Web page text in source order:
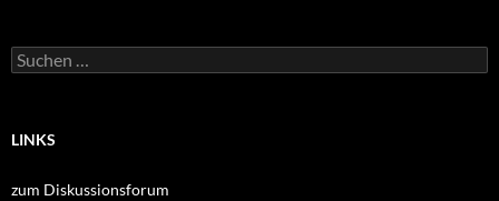
Suche
nach:
LINKS
zum Diskussionsforum